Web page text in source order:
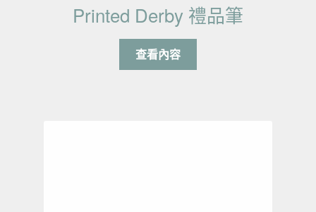
Printed Derby 禮品筆
查看內容